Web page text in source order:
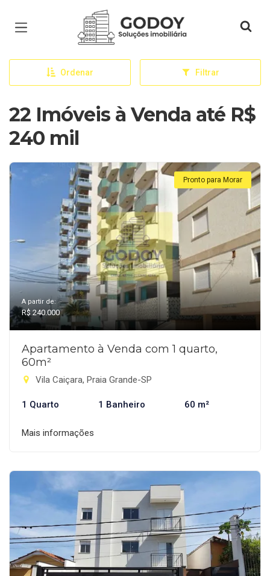
Página inicial
Ordenar Filtrar
22 Imóveis à Venda até R$
240 mil
Pronto para Morar
A partir de:
R$ 240.000
Apartamento à Venda com 1 quarto,
60m²
Vila Caiçara, Praia Grande-SP
1 Quarto 1 Banheiro 60 m²
Mais informações